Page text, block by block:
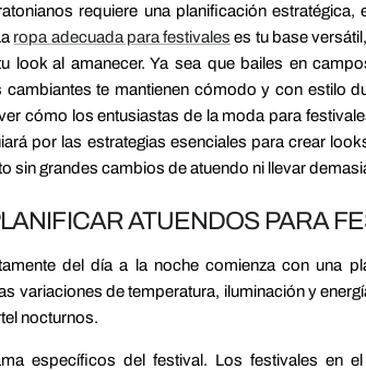
requiere una planificación
ropa adecuada para festivales es tu base
look al amanecer. Ya sea que bailes en
te mantienen cómodo y con estilo
cómo los entusiastas de la moda para
por las estrategias esenciales para crear
sin grandes cambios de atuendo ni llevar
ATUENDOS PARA
del día a la noche comienza con una
variaciones de temperatura, iluminación y
nocturnos.
específicos del festival. Los festivales en